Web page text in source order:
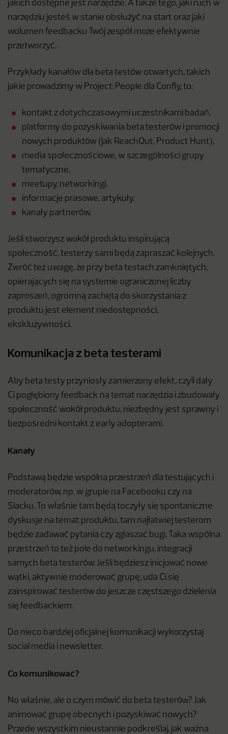
jakich dostępne jest narzędzie. A także tego, jaki ruch w
narzędziu jesteś w stanie obsłużyć na start oraz jaki
wolumen feedbacku Twój zespół może efektywnie
przetworzyć.
Przykłady kanałów dla beta testów otwartych, takich
jakie prowadzimy w Project: People dla Confly, to:
kontakt z dotychczasowymi uczestnikami badań,
platformy do pozyskiwania beta testerów i promocji
nowych produktów (jak ReachOut, Product Hunt),
media społecznościowe, w szczególności grupy
tematyczne,
meetupy, networkingi.
informacje prasowe, artykuły.
kanały partnerów.
Jeśli stworzysz wokół produktu inspirującą
społeczność, testerzy sami będą zapraszać kolejnych.
Zwróć też uwagę, że przy beta testach zamkniętych,
opierających się na systemie ograniczonej liczby
zaproszeń, ogromną zachętą do skorzystania z
produktu jest element niedostępności,
ekskluzywności.
Komunikacja z beta testerami
Aby beta testy przyniosły zamierzony efekt, czyli dały
Ci pogłębiony feedback na temat narzędzia i zbudowały
społeczność wokół produktu, niezbędny jest sprawny i
bezpośredni kontakt z early adopterami.
Kanały
Podstawą będzie wspólna przestrzeń dla testujących i
moderatorów, np. w grupie na Facebooku czy na
Slacku. To właśnie tam będą toczyły się spontaniczne
dyskusje na temat produktu, tam najłatwiej testerom
będzie zadawać pytania czy zgłaszać bugi. Taka wspólna
przestrzeń to też pole do networkingu, integracji
samych beta testerów. Jeśli będziesz inicjować nowe
wątki, aktywnie moderować grupę, uda Ci się
zainspirować testerów do jeszcze częstszego dzielenia
się feedbackiem.
Do nieco bardziej oficjalnej komunikacji wykorzystaj
social media i newsletter.
Co komunikować?
No właśnie, ale o czym mówić do beta testerów? Jak
animować grupę obecnych i pozyskiwać nowych?
Przede wszystkim nieustannie podkreślaj, jak ważna